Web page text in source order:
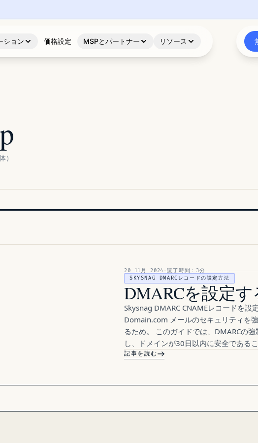
ション 価格設定 MSPとパートナー リソース
）
20 11月 2024 ·読了時間：3分
SKYSNAG DMARCレコードの設定方法
DMARCを設定す
Skysnag DMARC CNAMEレコードを設
Domain.com メールのセキュリティを
るため。 このガイドでは、DMARCの
し、ドメインが30日以内に安全である
記事を読む